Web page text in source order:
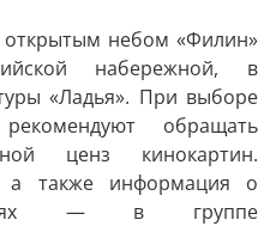
небом «Филин»
набережной, в
«Ладья». При выборе
обращать
ценз кинокартин.
а также информация о
— в группе